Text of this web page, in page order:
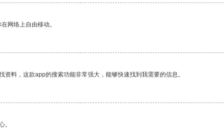
网络上自由移动。
料，这款app的搜索功能非常强大，能够快速找到我需要的信息。
。